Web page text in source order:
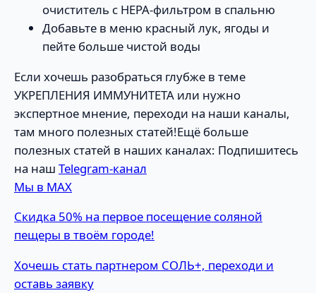
очиститель с HEPA-фильтром в спальню
Добавьте в меню красный лук, ягоды и
пейте больше чистой воды
Если хочешь разобраться глубже в теме
УКРЕПЛЕНИЯ ИММУНИТЕТА или нужно
экспертное мнение, переходи на наши каналы,
там много полезных статей!Ещё больше
полезных статей в наших каналах: Подпишитесь
на наш Telegram-канал
Мы в MAX
Скидка 50% на первое посещение соляной
пещеры в твоём городе!
Хочешь стать партнером СОЛЬ+, переходи и
оставь заявку